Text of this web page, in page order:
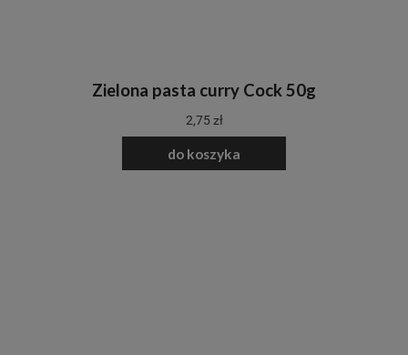
Zielona pasta curry Cock 50g
2,75 zł
do koszyka